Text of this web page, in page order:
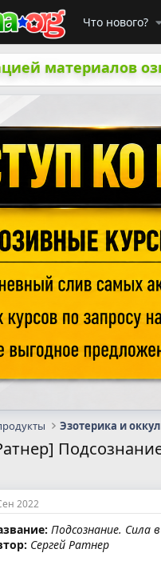
Что нового?
материалов
Эзотерика и
2022
Подсознание. Сила
Сергей Ратнер